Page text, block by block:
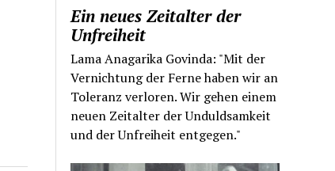
Ein neues Zeitalter der
Unfreiheit
Lama Anagarika Govinda: "Mit der
Vernichtung der Ferne haben wir an
Toleranz verloren. Wir gehen einem
neuen Zeitalter der Unduldsamkeit
und der Unfreiheit entgegen."